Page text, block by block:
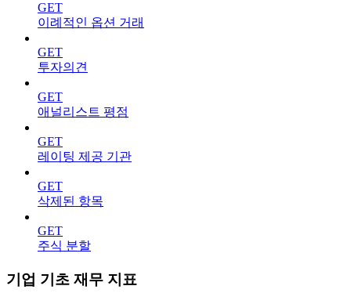
GET
이례적인 옵션 거래
GET
투자의견
GET
애널리스트 평점
GET
레이팅 제공 기관
GET
삭제된 항목
GET
주식 분할
기업 기초 재무 지표